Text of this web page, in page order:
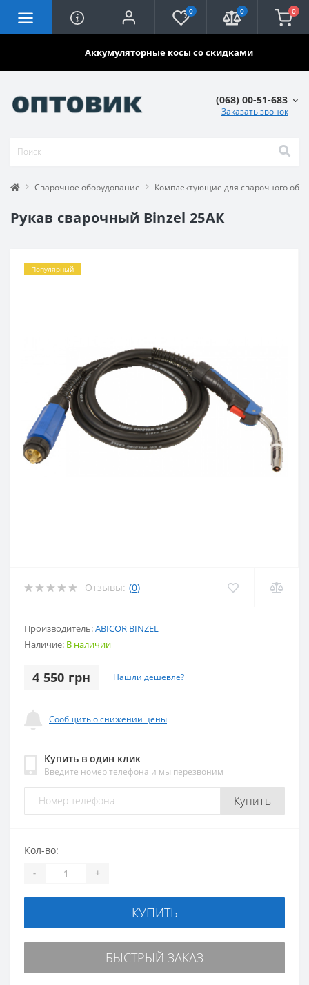
Аккумуляторные косы со скидками
0 0 0
(068) 00-51-683
Заказать звонок
Сварочное оборудование Комплектующие для сварочного
Рукав сварочный Binzel 25АК
Популярный
Отзывы: (0)
Производитель:ABICOR BINZEL
Наличие: В наличии
4 550 грн Нашли дешевле?
Сообщить о снижении цены
Купить в один клик
Введите номер телефона и мы перезвоним
Купить
Кол-во:
- +
КУПИТЬ
БЫСТРЫЙ ЗАКАЗ